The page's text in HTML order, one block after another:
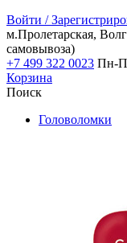
Войти /
м.Пролетарская,
самовывоза)
+7 499 322 0023 Пн-
Корзина
Поиск
Головоломки